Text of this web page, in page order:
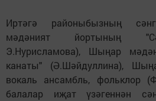
Иртәгә районыбызның
мәдәният йортының
Э.Нурисламова), Шыңар
канаты" (Ә.Шәйдуллина),
вокаль ансамбль, фольклор
балалар иҗат үзәгеннән